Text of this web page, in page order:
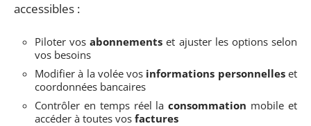
accessibles :
Piloter vosabonnements et ajuster les options selon
vos besoins
Modifier à la volée vos informations personnelleset
coordonnées bancaires
Contrôler en temps réel laconsommation mobile et
accéder à toutes vos factures